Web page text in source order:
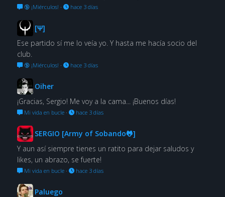
🔞 ¡Miérculos! · hace 3 días
[Ψ]
Ese partido sí me lo veía yo. Y hasta me hacía socio del
club.
🔞 ¡Miérculos! · hace 3 días
Oiher
¡Gracias, Sergio! Me voy a la cama... ¡Buenos días!
Mi vida en bucle· hace 3 días
SERGIO [Army of Sobando🐸]
Y aun así siempre tienes un ratito para dejar saludos y
likes, un abrazo, se fuerte!
Mi vida en bucle· hace 3 días
Paluego